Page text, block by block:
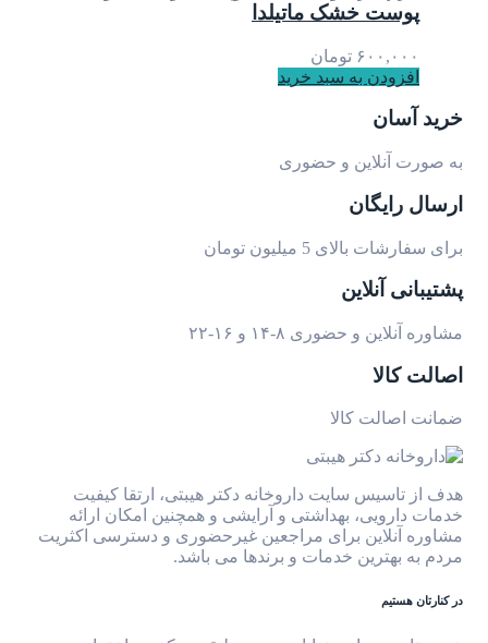
پوست خشک ماتیلدا
۶۰۰,۰۰۰ تومان
افزودن به سبد خرید
خرید آسان
به صورت آنلاین و حضوری
ارسال رایگان
برای سفارشات بالای 5 میلیون تومان
پشتیبانی آنلاین
مشاوره آنلاین و حضوری ۸-۱۴ و ۱۶-۲۲
اصالت کالا
ضمانت اصالت کالا
هدف از تاسیس سایت داروخانه دکتر هیبتی، ارتقا کیفیت
خدمات دارویی، بهداشتی و آرایشی و همچنین امکان ارائه
مشاوره آنلاین برای مراجعین غیرحضوری و دسترسی اکثریت
مردم به بهترین خدمات و برندها می باشد.
در کنارتان هستیم